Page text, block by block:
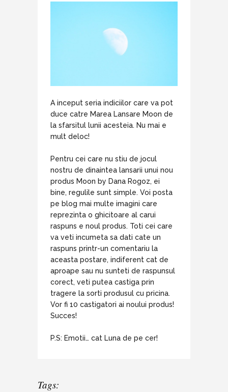
A inceput seria indiciilor care va pot
duce catre Marea Lansare Moon de
la sfarsitul lunii acesteia. Nu mai e
mult deloc!
Pentru cei care nu stiu de jocul
nostru de dinaintea lansarii unui nou
produs Moon by Dana Rogoz, ei
bine, regulile sunt simple. Voi posta
pe blog mai multe imagini care
reprezinta o ghicitoare al carui
raspuns e noul produs. Toti cei care
va veti incumeta sa dati cate un
raspuns printr-un comentariu la
aceasta postare, indiferent cat de
aproape sau nu sunteti de raspunsul
corect, veti putea castiga prin
tragere la sorti produsul cu pricina.
Vor fi 10 castigatori ai noului produs!
Succes!
P.S: Emotii… cat Luna de pe cer!
Tags: